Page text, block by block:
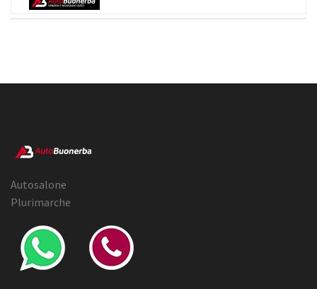
Autosalone
Plurimarche